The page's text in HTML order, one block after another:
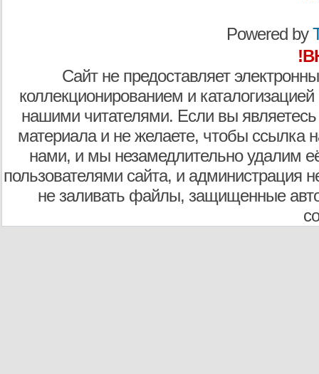
Powered by
Сайт не предоставляет
коллекционированием и
нашими читателями. Если вы являетесь
материала и не желаете, чтобы ссылка
нами, и мы незамедлительно удалим
пользователями сайта, и администрация
не заливать файлы, защищенные